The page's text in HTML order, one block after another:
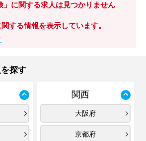
」に関する求人は見つかりません
関する情報を表示しています。
探す
関西
大阪府
京都府